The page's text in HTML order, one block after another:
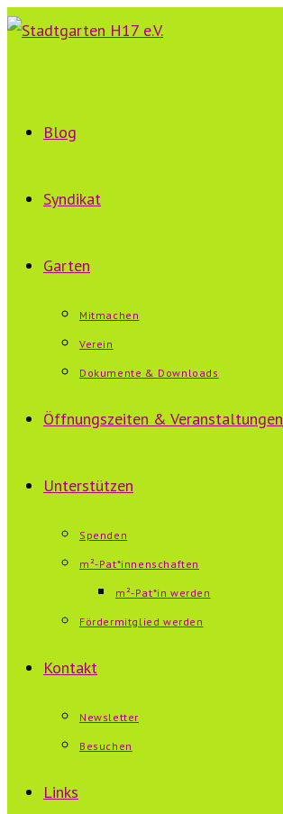
Zum
Blog
Syndikat
Garten
Mitmachen
Verein
Dokumente & Downloads
Öffnungszeiten & Veranstaltungen
Unterstützen
Spenden
m²-Pat*innenschaften
m²-Pat*in werden
Fördermitglied werden
Kontakt
Newsletter
Besuchen
Links